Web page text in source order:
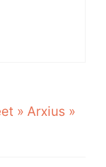
» Arxius »